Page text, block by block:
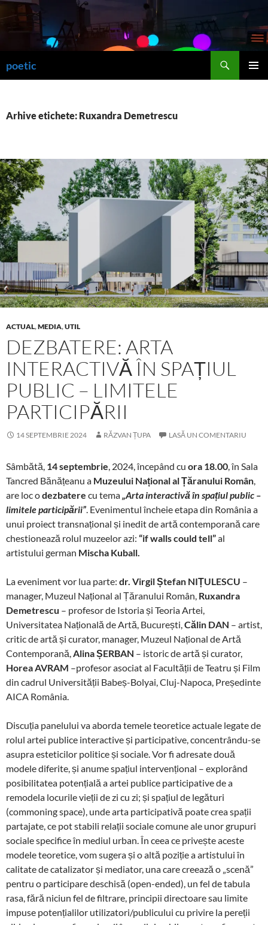
la
poetic
Arhive etichete: Ruxandra Demetrescu
ACTUAL,MEDIA,UTIL
DEZBATERE: ARTA
INTERACTIVĂ ÎN SPAȚIUL
PUBLIC – LIMITELE
PARTICIPĂRII
14 SEPTEMBRIE 2024 RĂZVAN ȚUPA LASĂ UN COMENTARIU
Sâmbătă, 14 septembrie, 2024, începând cu ora 18.00, în Sala
Tancred Bănățeanu a Muzeului Național al Țăranului Român,
are loc odezbatere cu tema„Arta interactivă în spațiul public –
limitele participării”. Evenimentul încheie etapa din România a
unui proiect transnațional și inedit de artă contemporană care
chestionează rolul muzeelor azi: “if walls could tell”al
artistului german Mischa Kuball.
La eveniment vor lua parte: dr. Virgil Ștefan NIȚULESCU –
manager, Muzeul Național al Țăranului Român, Ruxandra
Demetrescu – profesor de Istoria și Teoria Artei,
Universitatea Națională de Artă, București,Călin DAN – artist,
critic de artă și curator, manager, Muzeul Național de Artă
Contemporană,Alina ȘERBAN – istoric de artă și curator,
Horea AVRAM –profesor asociat al Facultății de Teatru și Film
din cadrul Universității Babeș-Bolyai, Cluj-Napoca, Președinte
AICA România.
Discuția panelului va aborda temele teoretice actuale legate de
rolul artei publice interactive și participative, concentrându-se
asupra esteticilor politice și sociale. Vor fi adresate două
modele diferite, și anume spațiul intervențional – explorând
posibilitatea potențială a artei publice participative de a
remodela locurile vieții de zi cu zi; și spațiul de legături
(commoning space), unde arta participativă poate crea spații
partajate, ce pot stabili relații sociale comune ale unor grupuri
sociale specifice în mediul urban. În ceea ce privește aceste
modele teoretice, vom sugera și o altă poziție a artistului în
calitate de catalizator și mediator, una care creează o „scenă”
pentru o participare deschisă (open-ended), un fel de tabula
rasa, fără niciun fel de filtrare, principii directoare sau limite
impuse potențialilor utilizatori/publicului cu privire la pereții